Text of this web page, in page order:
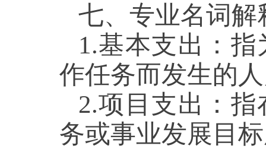
七、专业名词解
1.基本支出：
作任务而发生的
2.项目支出：
务或事业发展目